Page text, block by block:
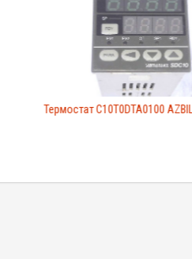
Термостат C10T0DTA0100